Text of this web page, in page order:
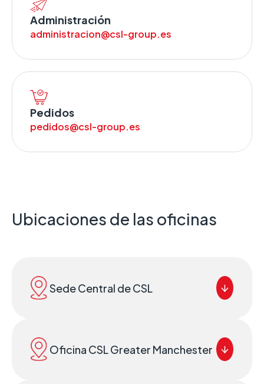
Administración
administracion@csl-group.es
Pedidos
pedidos@csl-group.es
Ubicaciones de las oficinas
Sede Central de CSL
Oficina CSL Greater Manchester